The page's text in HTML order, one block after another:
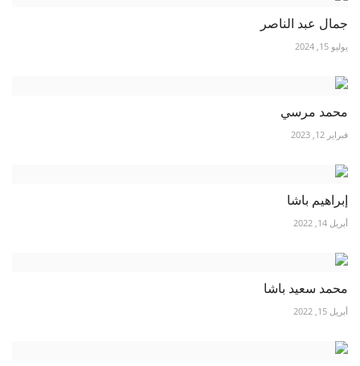
جمال عبد الناصر
يوليو 15, 2024
محمد مرسي
فبراير 12, 2023
إبراهيم باشا
أبريل 14, 2022
محمد سعيد باشا
أبريل 15, 2022